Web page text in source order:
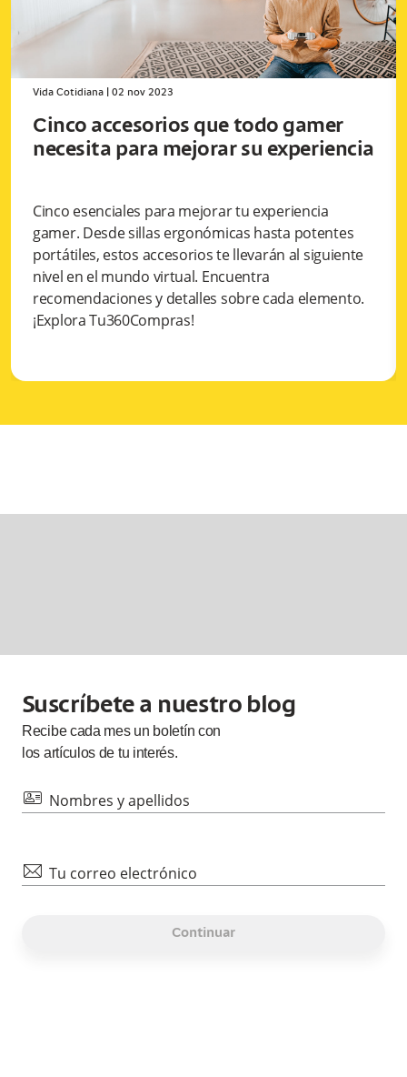
Vida Cotidiana 02 nov 2023
Cinco accesorios que todo gamer
necesita para mejorar su experiencia
Cinco esenciales para mejorar tu experiencia
gamer. Desde sillas ergonómicas hasta potentes
portátiles, estos accesorios te llevarán al siguiente
nivel en el mundo virtual. Encuentra
recomendaciones y detalles sobre cada elemento.
¡Explora Tu360Compras!
Suscríbete a nuestro blog
Recibe cada mesun boletín con
los artículos de tu interés.
id Nombres y apellidos
mail Tu correo electrónico
Continuar